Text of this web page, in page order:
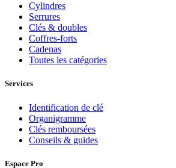
Cylindres
Serrures
Clés & doubles
Coffres-forts
Cadenas
Toutes les catégories
Services
Identification de clé
Organigramme
Clés remboursées
Conseils & guides
Espace Pro